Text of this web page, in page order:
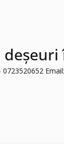
Email: